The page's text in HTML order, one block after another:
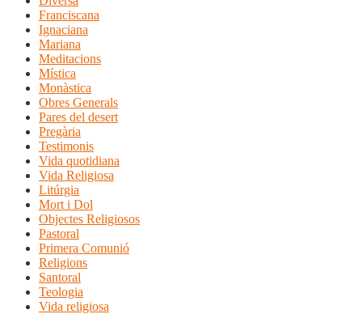
Franciscana
Ignaciana
Mariana
Meditacions
Mística
Monàstica
Obres Generals
Pares del desert
Pregària
Testimonis
Vida quotidiana
Vida Religiosa
Litúrgia
Mort i Dol
Objectes Religiosos
Pastoral
Primera Comunió
Religions
Santoral
Teologia
Vida religiosa